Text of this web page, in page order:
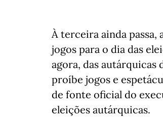
À terceira ainda passa,
jogos para o dia das
agora, das autárquicas
proíbe jogos e
de fonte oficial do
eleições autárquicas.